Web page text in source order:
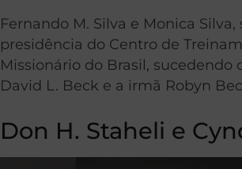
Fernando M. Silva e Monica Silva,
presidência do Centro de
Missionário do Brasil, sucedendo
David L. Beck e a irmã Robyn
Don H. Staheli e